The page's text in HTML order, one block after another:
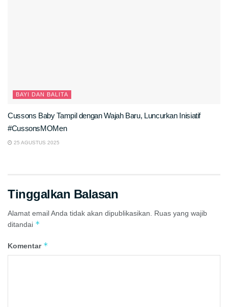
BAYI DAN BALITA
Cussons Baby Tampil dengan Wajah Baru, Luncurkan Inisiatif
#CussonsMOMen
25 AGUSTUS 2025
Tinggalkan Balasan
Alamat email Anda tidak akan dipublikasikan.
Ruas yang wajib
ditandai *
Komentar *